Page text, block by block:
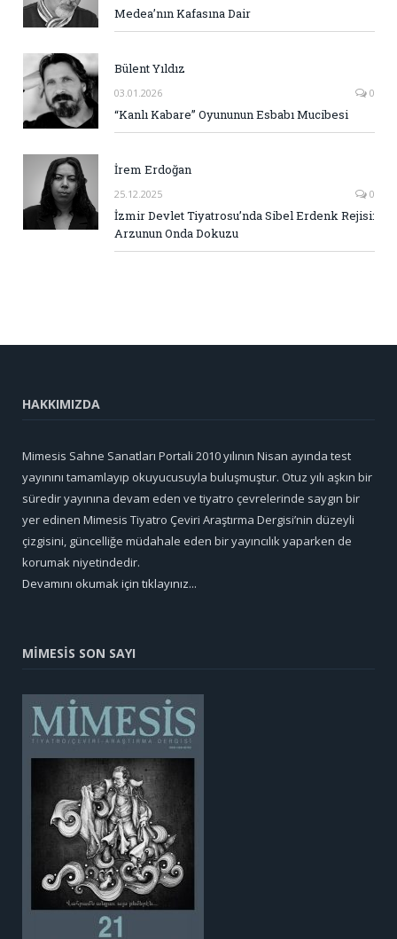
Medea’nın Kafasına Dair
Bülent Yıldız
03.01.2026 0
“Kanlı Kabare” Oyununun Esbabı Mucibesi
İrem Erdoğan
25.12.2025 0
İzmir Devlet Tiyatrosu’nda Sibel Erdenk Rejisi:
Arzunun Onda Dokuzu
HAKKIMIZDA
Mimesis Sahne Sanatları Portali 2010 yılının Nisan ayında test
yayınını tamamlayıp okuyucusuyla buluşmuştur. Otuz yılı aşkın bir
süredir yayınına devam eden ve tiyatro çevrelerinde saygın bir
yer edinen Mimesis Tiyatro Çeviri Araştırma Dergisi’nin düzeyli
çizgisini, güncelliğe müdahale eden bir yayıncılık yaparken de
korumak niyetindedir.
Devamını okumak için tıklayınız...
MİMESİS SON SAYI